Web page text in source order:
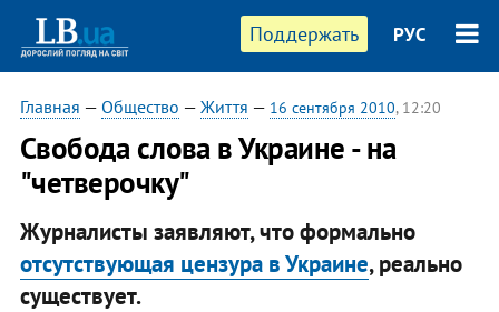
Поддержать РУС
Главная — Общество — Життя — 16 сентября 2010, 12:20
Свобода слова в Украине - на
"четверочку"
Журналисты заявляют, что формально
отсутствующая цензура в Украине, реально
существует.